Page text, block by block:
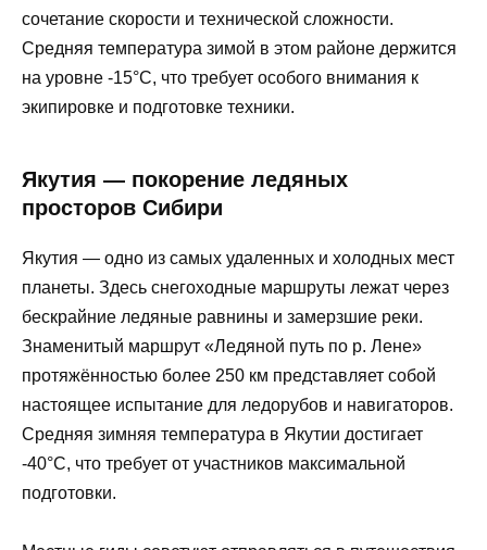
сочетание скорости и технической сложности.
Средняя температура зимой в этом районе держится
на уровне -15°C, что требует особого внимания к
экипировке и подготовке техники.
Якутия — покорение ледяных
просторов Сибири
Якутия — одно из самых удаленных и холодных мест
планеты. Здесь снегоходные маршруты лежат через
бескрайние ледяные равнины и замерзшие реки.
Знаменитый маршрут «Ледяной путь по р. Лене»
протяжённостью более 250 км представляет собой
настоящее испытание для ледорубов и навигаторов.
Средняя зимняя температура в Якутии достигает
-40°C, что требует от участников максимальной
подготовки.